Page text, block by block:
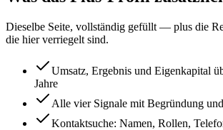
Dieselbe Seite, vollständig gefüllt — plus die
die hier verriegelt sind.
Umsatz, Ergebnis und Eigenkapital
Jahre
Alle vier Signale mit Begründung
Kontaktsuche: Namen, Rollen,